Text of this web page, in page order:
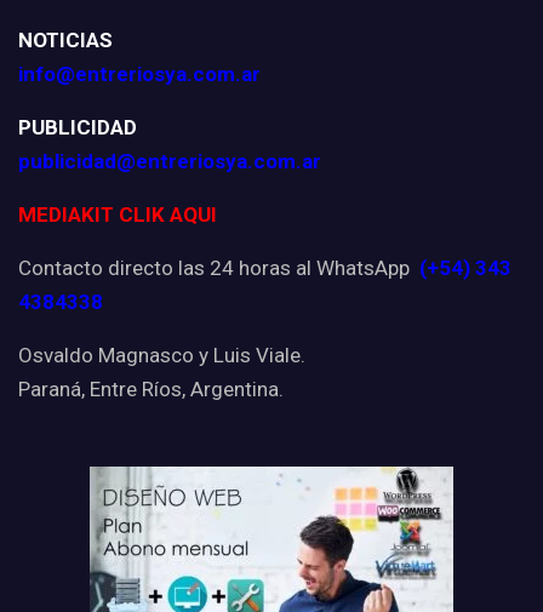
NOTICIAS
info@entreriosya.com.ar
PUBLICIDAD
publicidad@entreriosya.com.ar
MEDIAKIT CLIK AQUI
Contacto directo las 24 horas al WhatsApp (+54) 343
4384338
Osvaldo Magnasco y Luis Viale.
Paraná, Entre Ríos, Argentina.